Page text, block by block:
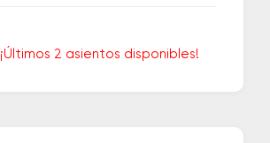
¡Últimos 2 asientos disponibles!